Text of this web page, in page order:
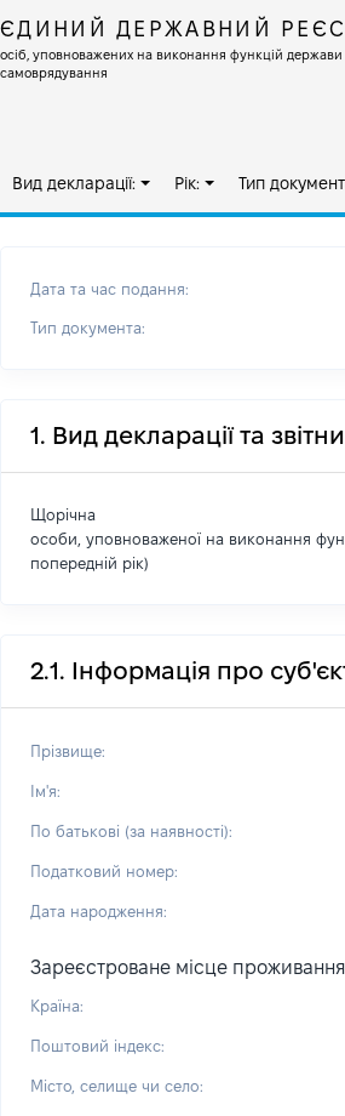
ЄДИНИЙ ДЕРЖАВНИЙ
осіб, уповноважених на виконання функцій держави
самоврядування
Вид декларації: Рік: Тип
Дата та час подання:
Тип документа:
1. Вид декларації та
Щорічна
особи, уповноваженої на виконання
попередній рік)
2.1. Інформація про
Прізвище:
Ім'я:
По батькові (за наявності):
Податковий номер:
Дата народження:
Зареєстроване місце проживання
Країна:
Поштовий індекс:
Місто, селище чи село: